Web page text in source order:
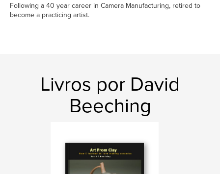
Following a 40 year career in Camera Manufacturing, retired to
become a practicing artist.
Livros por David
Beeching